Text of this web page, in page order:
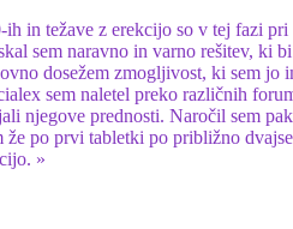
in težave z erekcijo so v tej fazi pri
sem naravno in varno rešitev, ki
dosežem zmogljivost, ki sem jo
sem naletel preko različnih
njegove prednosti. Naročil sem
že po prvi tabletki po približno
»